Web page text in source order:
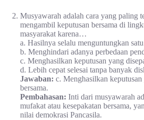
Musyawarah adalah cara yang paling
mengambil keputusan bersama di
masyarakat karena…
a. Hasilnya selalu menguntungkan
b. Menghindari adanya perbedaan
c. Menghasilkan keputusan yang
d. Lebih cepat selesai tanpa banyak
Jawaban: c. Menghasilkan keputusan
bersama.
Pembahasan: Inti dari musyawarah
mufakat atau kesepakatan bersama,
nilai demokrasi Pancasila.